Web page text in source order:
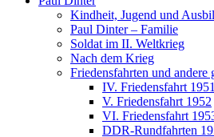
Kindheit, Jugend und
Paul Dinter – Familie
Soldat im II. Weltkrieg
Nach dem Krieg
Friedensfahrten und andere
IV. Friedensfahrt 1951
V. Friedensfahrt 1952
VI. Friedensfahrt
DDR-Rundfahrten